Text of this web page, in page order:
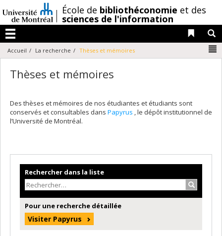
au
contenu
/École de bibliothéconomie et des
sciences de l'information
Menu
Liens
Accueil La recherche Thèses et mémoires
Thèses et mémoires
Des thèses et mémoires de nos étudiantes et étudiants sont
conservés et consultables dans Papyrus , le dépôt institutionnel de
l’Université de Montréal.
Rechercher dans la liste
Pour une recherche détaillée
Visiter Papyrus